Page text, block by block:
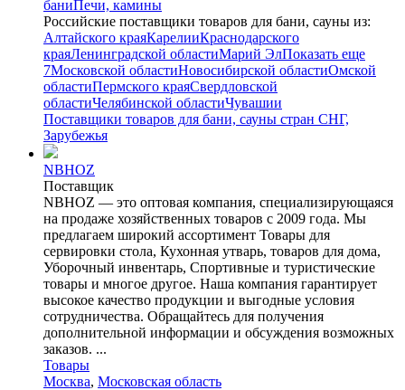
баниПечи, камины
Российские поставщики товаров для бани, сауны из:
Алтайского краяКарелииКраснодарского
краяЛенинградской областиМарий ЭлПоказать еще
7Московской областиНовосибирской областиОмской
областиПермского краяСвердловской
областиЧелябинской областиЧувашии
Поставщики товаров для бани, сауны стран СНГ,
Зарубежья
NBHOZ
Поставщик
NBHOZ — это оптовая компания, специализирующаяся
на продаже хозяйственных товаров с 2009 года. Мы
предлагаем широкий ассортимент Товары для
сервировки стола, Кухонная утварь, товаров для дома,
Уборочный инвентарь, Спортивные и туристические
товары и многое другое. Наша компания гарантирует
высокое качество продукции и выгодные условия
сотрудничества. Обращайтесь для получения
дополнительной информации и обсуждения возможных
заказов. ...
Товары
Москва, Московская область